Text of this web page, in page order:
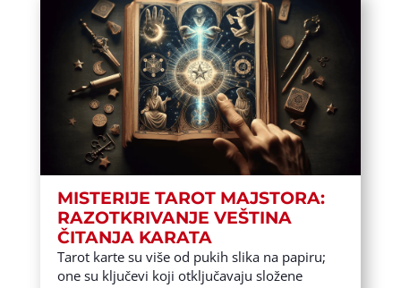
MISTERIJE TAROT MAJSTORA:
RAZOTKRIVANJE VEŠTINA
ČITANJA KARATA
Tarot karte su više od pukih slika na papiru;
one su ključevi koji otključavaju složene